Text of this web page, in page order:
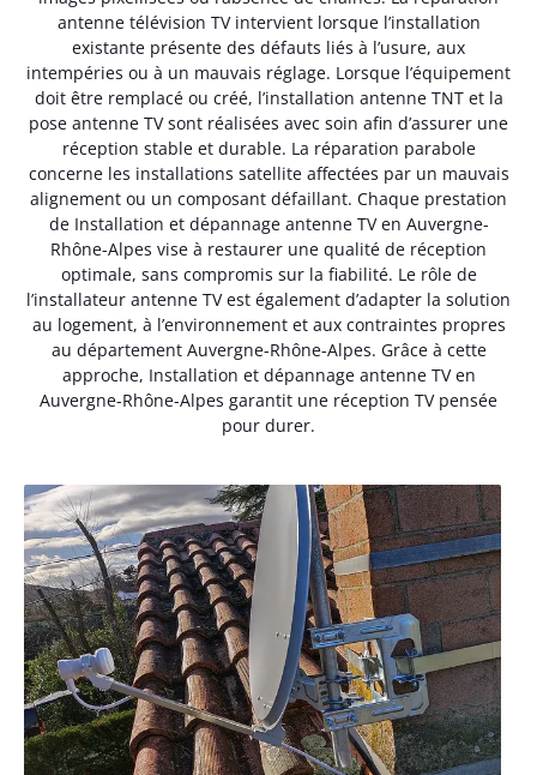
antenne télévision TV intervient lorsque l’installation
existante présente des défauts liés à l’usure, aux
intempéries ou à un mauvais réglage. Lorsque l’équipement
doit être remplacé ou créé, l’installation antenne TNT et la
pose antenne TV sont réalisées avec soin afin d’assurer une
réception stable et durable. La réparation parabole
concerne les installations satellite affectées par un mauvais
alignement ou un composant défaillant. Chaque prestation
de Installation et dépannage antenne TV en Auvergne-
Rhône-Alpes vise à restaurer une qualité de réception
optimale, sans compromis sur la fiabilité. Le rôle de
l’installateur antenne TV est également d’adapter la solution
au logement, à l’environnement et aux contraintes propres
au département Auvergne-Rhône-Alpes. Grâce à cette
approche, Installation et dépannage antenne TV en
Auvergne-Rhône-Alpes garantit une réception TV pensée
pour durer.